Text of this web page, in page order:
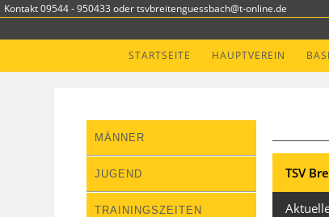
Kontakt 09544 - 950433 oder tsvbreitenguessbach@t-online.de
STARTSEITE HAUPTVEREIN
MÄNNER
JUGEND
TRAININGSZEITEN